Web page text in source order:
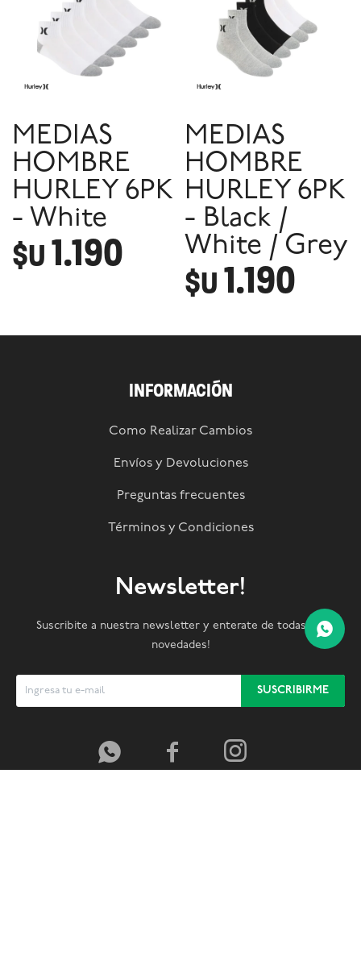
MEDIAS
HOMBRE
HURLEY 6PK
- White
$U1.190
MEDIAS
HOMBRE
HURLEY 6PK
- Black /
White / Grey
$U1.190
INFORMACIÓN
Como Realizar Cambios
Envíos y Devoluciones
Preguntas frecuentes
Términos y Condiciones
Newsletter!
Suscribite a nuestra newsletter y enterate de todas las
novedades!
SUSCRIBIRME
  